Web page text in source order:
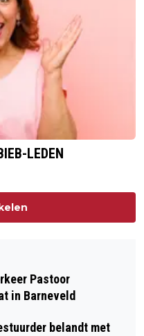
LEDEN
Pastoor
in Barneveld
belandt met